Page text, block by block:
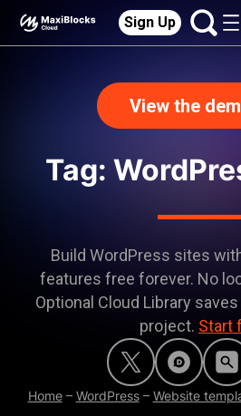
Sign Up
View the
Tag:
Build WordPress sites
features free forever. No
Optional Cloud Library
project. Start
Home– WordPress– Website